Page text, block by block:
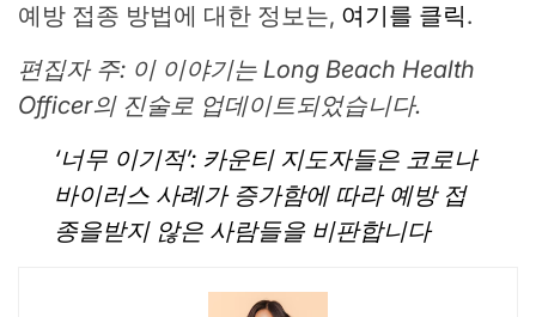
예방 접종 방법에 대한 정보는, 여기를 클릭.
편집자 주: 이 이야기는 Long Beach Health
Officer의 진술로 업데이트되었습니다.
‘너무 이기적’: 카운티 지도자들은 코로나
바이러스 사례가 증가함에 따라 예방 접
종을받지 않은 사람들을 비판합니다